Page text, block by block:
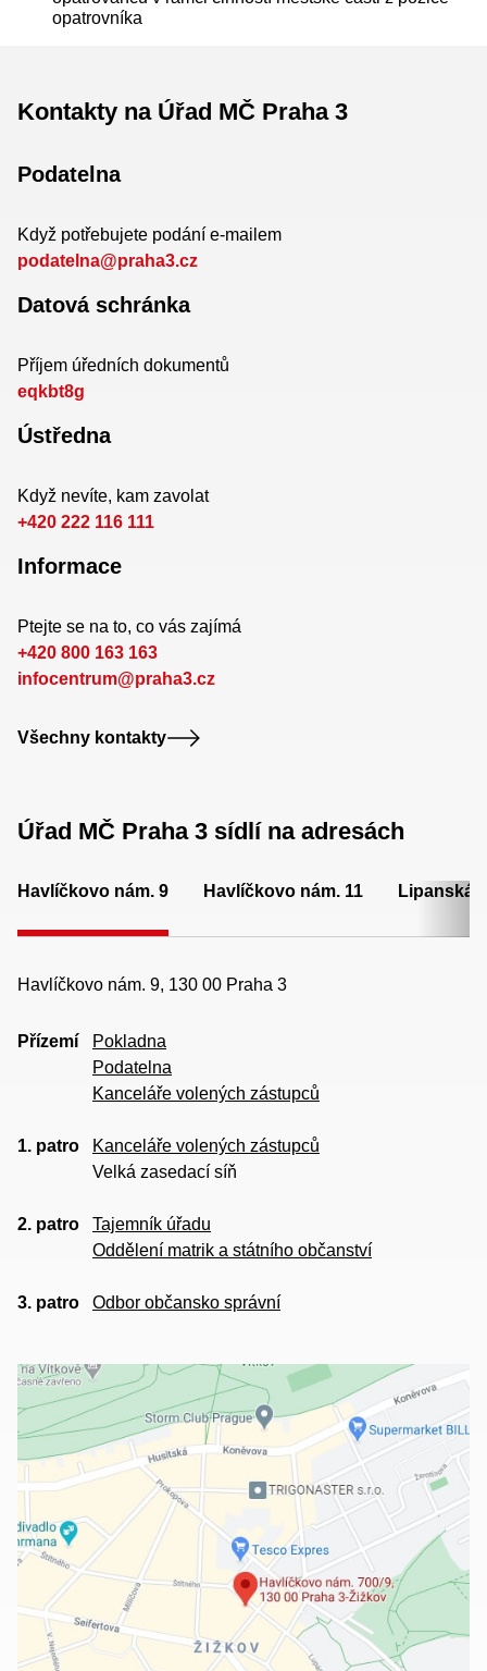
opatrovníka
Kontakty na Úřad MČ Praha 3
Podatelna
Když potřebujete podání e-mailem
podatelna@praha3.cz
Datová schránka
Příjem úředních dokumentů
eqkbt8g
Ústředna
Když nevíte, kam zavolat
+420 222 116 111
Informace
Ptejte se na to, co vás zajímá
+420 800 163 163
infocentrum@praha3.cz
Všechny kontakty
Úřad MČ Praha 3 sídlí na adresách
Havlíčkovo nám. 9 Havlíčkovo nám. 11 Lipanská 7
Havlíčkovo nám. 9, 130 00 Praha 3
Přízemí
Pokladna
Podatelna
Kanceláře volených zástupců
1. patro
Kanceláře volených zástupců
Velká zasedací síň
2. patro
Tajemník úřadu
Oddělení matrik a státního občanství
3. patro Odbor občansko správní